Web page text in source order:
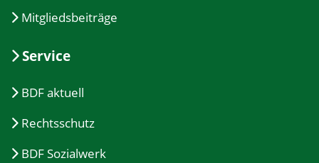
Mitgliedsbeiträge
Service
BDF aktuell
Rechtsschutz
BDF Sozialwerk